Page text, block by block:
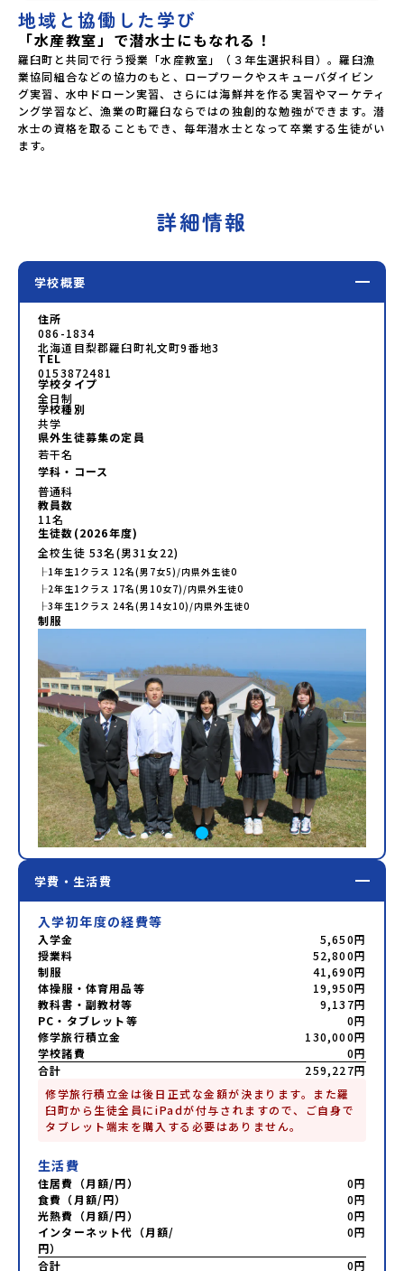
申込ください。申込後の内容変更はできません。お申込時
は、メールアドレスの入力間違いにご注意ください。・宿泊
について１室に複数(同性2～4名程度)で宿泊いただく予定で
す。・食事アレルギー対応について個別の詳細なアレルギー
対応希望にはお応えしかねる場合がございます。対応が必要
な場合は必ず事前にご相談ください。・参加取消や急遽参加
できなくなった場合について参加決定後の参加お取り消しは
ご遠慮下さい。やむを得ないお取り消しの場合はお早めに事
務局までご連絡ください。・キャンセルポリシーやむを得な
旅行代金】・21日目にあたる日以前：無料・20日目-8日目：
20％・7日目-2日目：30％・プログラム開始日の前日：
候などの状況等によって開催を見合わせる可能性がありま
す。その場合は原則、開催日1週間前までにご連絡いたしま
す。又、最少催行人数に達しなかった場合は、開催日3週間前
までに催行中止の旨をメールにてご連絡いたします。・よく
あるご質問その他、よくあるご質問についてはこちらをご確
認ください。✨返済不要！あなたの挑戦を支える「地域みらい
留学奨学金」👉詳細はこちら：https://c-
mirai.jp/scholarship運営団体について＜プログラム主催：
一般財団法人地域・教育魅力化プラットフォーム＞「意志あ
る若者にあふれる持続可能な地域・社会をつくる」というビ
ジョンを掲げ、2017年3月に島根県に設立した教育事業団体
です。日本全国約200の高校と連携しながら、中学卒業後に地
域の枠を越えて生徒一人ひとりの夢や価値観に合った地域・
学校で1〜3年間過ごすことができるシステム「地域みらい留
学」をはじめとした、教育事業や地域活性モデルをつくり続
けています。名 称：一般財団法人地域・教育魅力化プラッ
トフォーム設 立：2017年3月代表者：岩本 悠所在地：〒
690-0842 島根県松江市東本町二丁目25-6 みらいBASE2階
公式HP：http://c-platform.or.jp/お問い合わせ先担当：小
川・小原E-mail：info@miratabi.jp「おためし地域留学体
験」のプログラム開催情報を公式LINEにて配信中！ぜひご登
録ください♪地域みらい留学公式LINE
地域と協働した学び
「水産教室」で潜水士にもなれる！
羅臼町と共同で行う授業「水産教室」（３年生選択科目）。羅臼漁
業協同組合などの協力のもと、ロープワークやスキューバダイビン
グ実習、水中ドローン実習、さらには海鮮丼を作る実習やマーケティ
ング学習など、漁業の町羅臼ならではの独創的な勉強ができます。潜
水士の資格を取ることもでき、毎年潜水士となって卒業する生徒がい
ます。
詳細情報
学校概要
住所
086-1834
北海道目梨郡羅臼町礼文町9番地3
TEL
0153872481
学校タイプ
全日制
学校種別
共学
県外生徒募集の定員
若干名
学科・コース
普通科
教員数
11名
生徒数(2026年度)
全校生徒 53名(男31女22)
├1年生1 クラス 12名(男 7女5)/内県外生徒0
├2年生1 クラス 17名(男 10女7)/内県外生徒0
├3年生1 クラス 24名(男 14女10)/内県外生徒0
制服
学費・生活費
入学初年度の経費等
入学金
5,650円
授業料
52,800円
制服
41,690円
体操服・体育用品等
19,950円
教科書・副教材等
9,137円
PC・タブレット等
0円
修学旅行積立金
130,000円
学校諸費
0円
合計
259,227円
修学旅行積立金は後日正式な金額が決まります。また羅
臼町から生徒全員にiPadが付与されますので、ご自身で
タブレット端末を購入する必要はありません。
生活費
住居費（月額/円）
0円
食費（月額/円）
0円
光熱費（月額/円）
0円
インターネット代（月額/
円）
0円
合計 0円